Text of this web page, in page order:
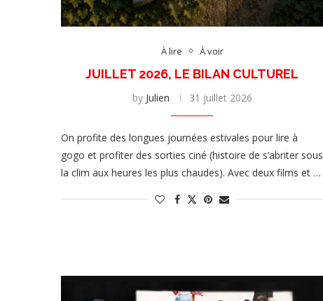
À lire À voir
JUILLET 2026, LE BILAN CULTUREL
by Julien 31 juillet 2026
On profite des longues journées estivales pour lire à
gogo et profiter des sorties ciné (histoire de s’abriter sous
la clim aux heures les plus chaudes). Avec deux films et …